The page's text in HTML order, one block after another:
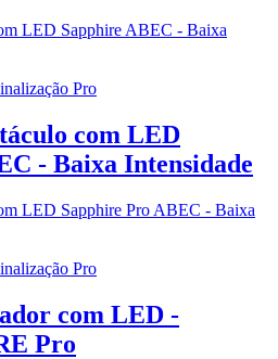
Pro
com LED
- Baixa Intensidade
Pro
com LED -
Pro